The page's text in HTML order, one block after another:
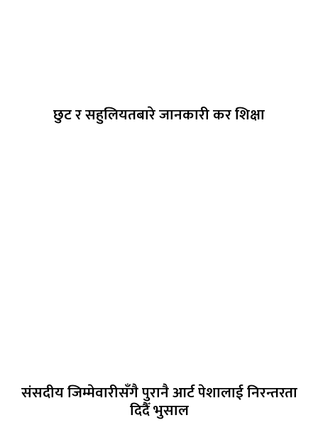
छुट र सहुलियतबारे जानकारी कर शिक्षा
संसदीय जिम्मेवारीसँगै पुरानै आर्ट पेशालाई निरन्तरता
दिदैँ भुसाल